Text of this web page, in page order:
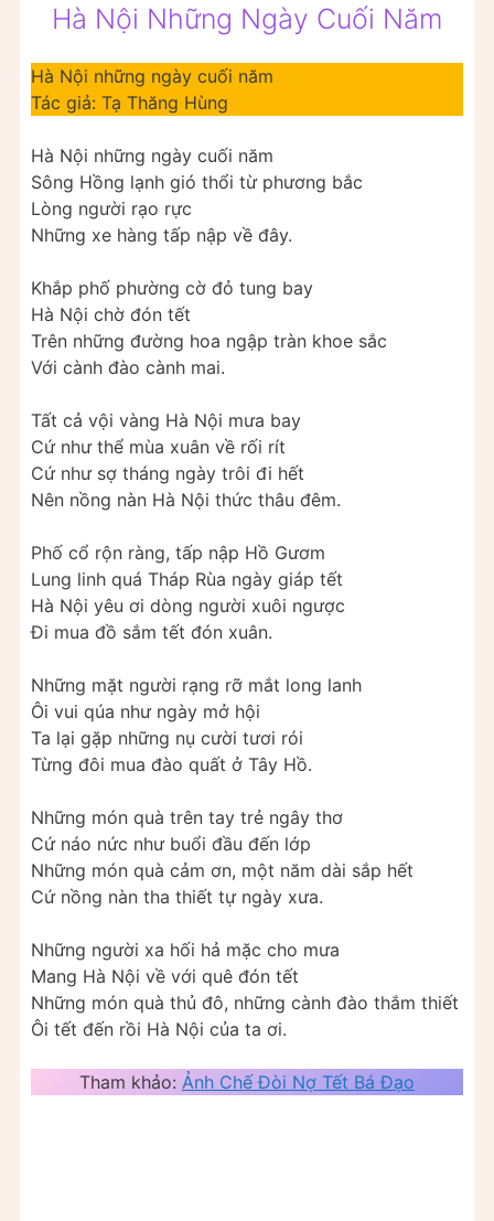
Hà Nội Những Ngày Cuối Năm
Hà Nội những ngày cuối năm
Tác giả: Tạ Thăng Hùng
Hà Nội những ngày cuối năm
Sông Hồng lạnh gió thổi từ phương bắc
Lòng người rạo rực
Những xe hàng tấp nập về đây.
Khắp phố phường cờ đỏ tung bay
Hà Nội chờ đón tết
Trên những đường hoa ngập tràn khoe sắc
Với cành đào cành mai.
Tất cả vội vàng Hà Nội mưa bay
Cứ như thể mùa xuân về rối rít
Cứ như sợ tháng ngày trôi đi hết
Nên nồng nàn Hà Nội thức thâu đêm.
Phố cổ rộn ràng, tấp nập Hồ Gươm
Lung linh quá Tháp Rùa ngày giáp tết
Hà Nội yêu ơi dòng người xuôi ngược
Đi mua đồ sắm tết đón xuân.
Những mặt người rạng rỡ mắt long lanh
Ôi vui qúa như ngày mở hội
Ta lại gặp những nụ cười tươi rói
Từng đôi mua đào quất ở Tây Hồ.
Những món quà trên tay trẻ ngây thơ
Cứ náo nức như buổi đầu đến lớp
Những món quà cảm ơn, một năm dài sắp hết
Cứ nồng nàn tha thiết tự ngày xưa.
Những người xa hối hả mặc cho mưa
Mang Hà Nội về với quê đón tết
Những món quà thủ đô, những cành đào thắm thiết
Ôi tết đến rồi Hà Nội của ta ơi.
Tham khảo: Ảnh Chế Đòi Nợ Tết Bá Đạo